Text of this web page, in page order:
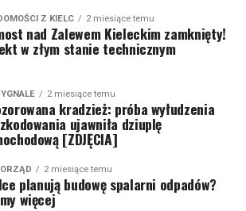
Z KIELC 2 miesiące temu
nad Zalewem Kieleckim zamknięty!
w złym stanie technicznym
2 miesiące temu
kradzież: próba wyłudzenia
ujawniła dziuplę
[ZDJĘCIA]
2 miesiące temu
planują budowę spalarni odpadów?
więcej